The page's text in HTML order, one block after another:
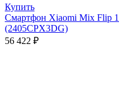
Купить
Смартфон Xiaomi Mix Flip
(2405CPX3DG)
56 422 ₽